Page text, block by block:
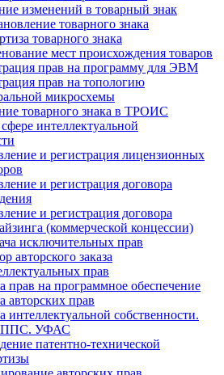
изменений в товарный знак
товарного знака
товарного знака
мест происхождения товаров
прав на программу для ЭВМ
прав на топологию
микросхемы
товарного знака в ТРОИС
интеллектуальной
и регистрация лицензионных
и регистрация договора
и регистрация договора
(коммерческой концессии)
исключительных прав
авторского заказа
прав
прав на программное обеспечение
авторских прав
интеллектуальной собственности.
УФАС
патентно-технической